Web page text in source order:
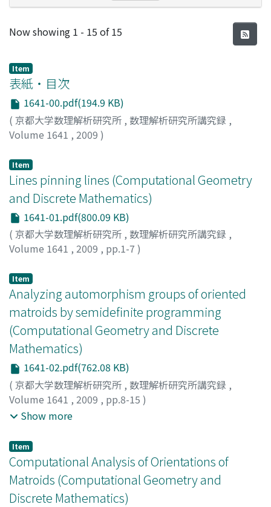
Recent Submissions
Now showing 1 - 15 of 15
Item
表紙・目次
1641-00.pdf(194.9 KB)
( 京都大学数理解析研究所 , 数理解析研究所講究録 ,
Volume 1641 , 2009 )
Item
Lines pinning lines (Computational Geometry
and Discrete Mathematics)
1641-01.pdf(800.09 KB)
( 京都大学数理解析研究所 , 数理解析研究所講究録 ,
Volume 1641 , 2009 , pp.1-7 )
Item
Analyzing automorphism groups of oriented
matroids by semidefinite programming
(Computational Geometry and Discrete
Mathematics)
1641-02.pdf(762.08 KB)
( 京都大学数理解析研究所 , 数理解析研究所講究録 ,
Volume 1641 , 2009 , pp.8-15 )
Miyata, Hiroyuki
ソノコ
Show more
Item
Computational Analysis of Orientations of
Matroids (Computational Geometry and
Discrete Mathematics)